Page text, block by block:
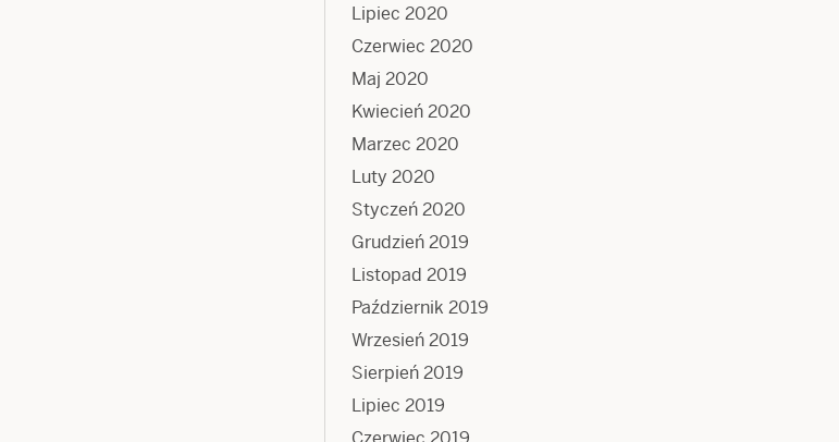
Lipiec 2020
Czerwiec 2020
Maj 2020
Kwiecień 2020
Marzec 2020
Luty 2020
Styczeń 2020
Grudzień 2019
Listopad 2019
Październik 2019
Wrzesień 2019
Sierpień 2019
Lipiec 2019